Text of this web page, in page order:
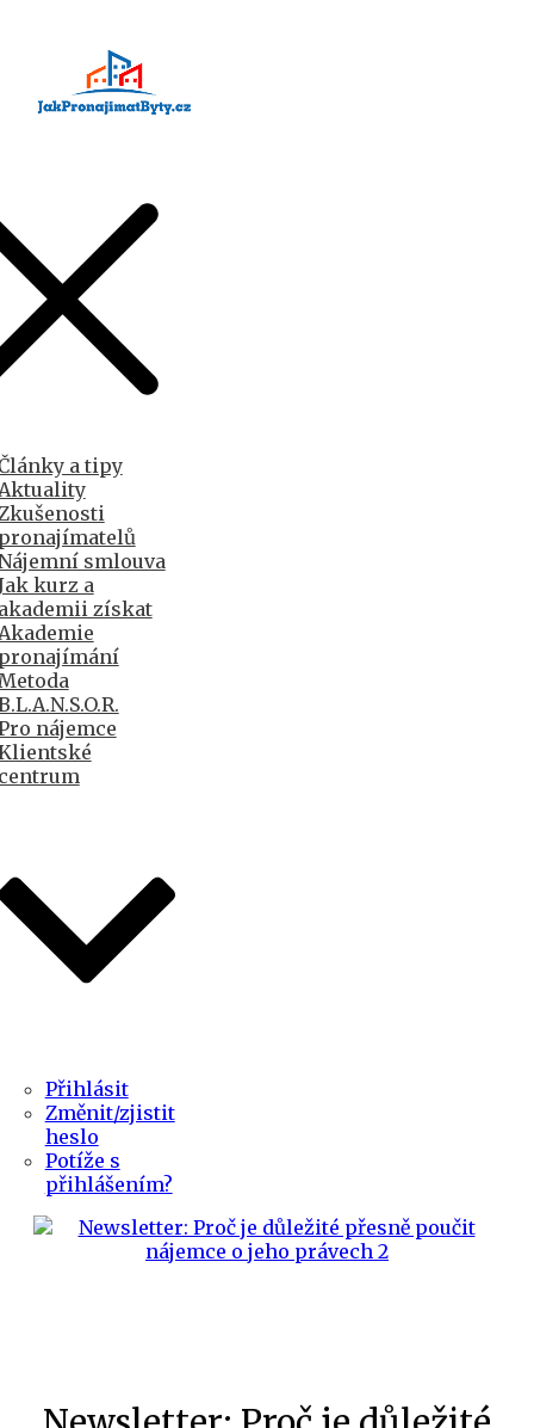
a tipy
smlouva
kurz a
získat
nájemce
Přihlásit
Změnit/zjistit
heslo
Potíže s
přihlášením?